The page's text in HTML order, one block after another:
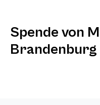
Spende von
Brandenburg